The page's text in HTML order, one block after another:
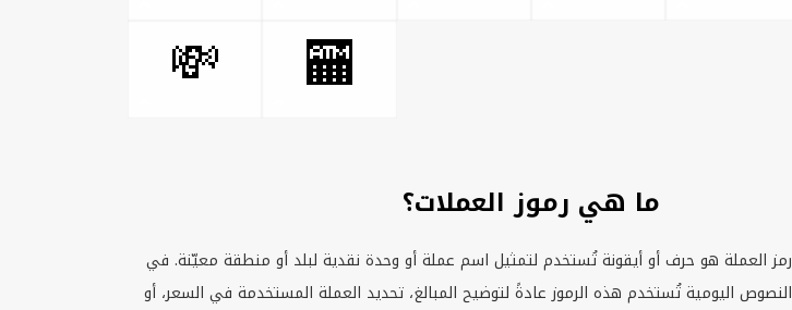
💸
🏧
ما هي رموز العملات؟
رمز العملة هو حرف أو أيقونة تُستخدم لتمثيل اسم عملة أو وحدة نقدية لبلد أو منطقة معيّنة. في
النصوص اليومية تُستخدم هذه الرموز عادةً لتوضيح المبالغ، تحديد العملة المستخدمة في السعر، أو